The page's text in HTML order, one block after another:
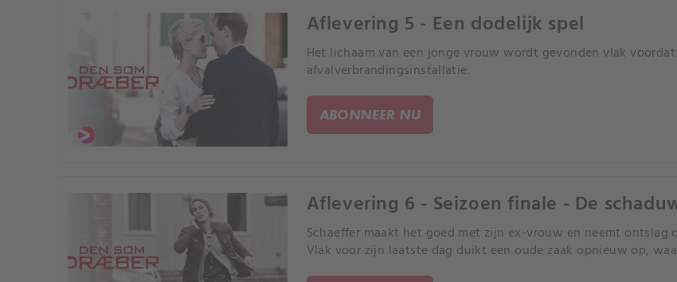
Aflevering 5 - Een dodelijk spel
Het lichaam van een jonge vrouw wordt gevonden vlak
afvalverbrandingsinstallatie.
ABONNEER NU
Aflevering 6 - Seizoen finale - De
Schaeffer maakt het goed met zijn ex-vrouw en neemt ontslag
Vlak voor zijn laatste dag duikt een oude zaak opnieuw op,